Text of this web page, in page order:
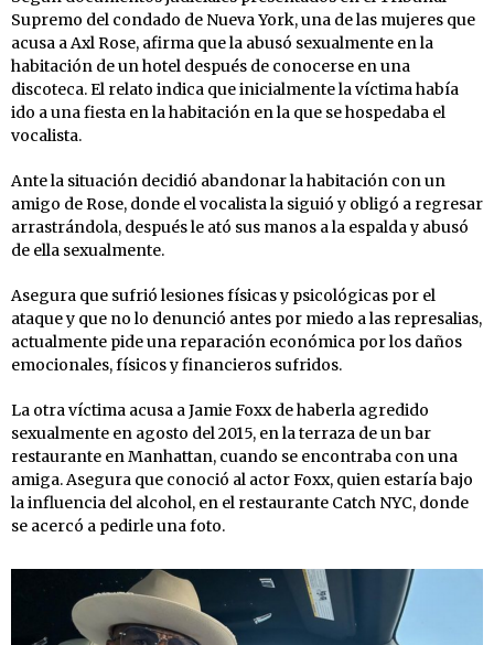
Supremo del condado de Nueva York, una de las mujeres que
acusa a Axl Rose, afirma que la abusó sexualmente en la
habitación de un hotel después de conocerse en una
discoteca. El relato indica que inicialmente la víctima había
ido a una fiesta en la habitación en la que se hospedaba el
vocalista.
Ante la situación decidió abandonar la habitación con un
amigo de Rose, donde el vocalista la siguió y obligó a regresar
arrastrándola, después le ató sus manos a la espalda y abusó
de ella sexualmente.
Asegura que sufrió lesiones físicas y psicológicas por el
ataque y que no lo denunció antes por miedo a las represalias,
actualmente pide una reparación económica por los daños
emocionales, físicos y financieros sufridos.
La otra víctima acusa a Jamie Foxx de haberla agredido
sexualmente en agosto del 2015, en la terraza de un bar
restaurante en Manhattan, cuando se encontraba con una
amiga. Asegura que conoció al actor Foxx, quien estaría bajo
la influencia del alcohol, en el restaurante Catch NYC, donde
se acercó a pedirle una foto.